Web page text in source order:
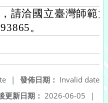
請洽國立臺灣師範
。
發佈日期： Invalid date
|
更新日期： 2026-06-05 |